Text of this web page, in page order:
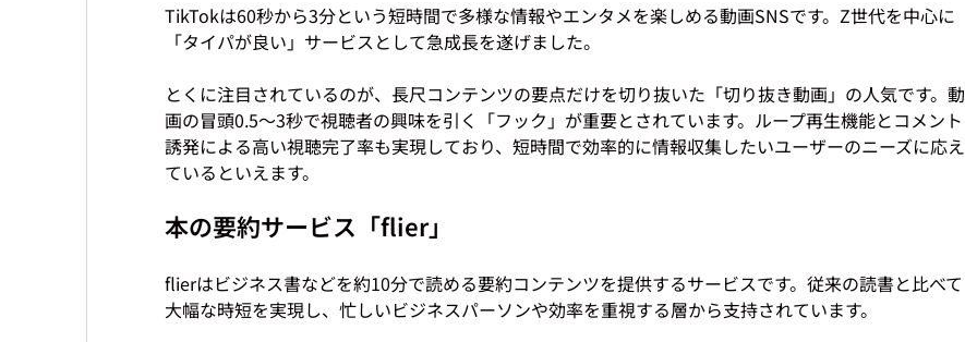
TikTokは60秒から3分という短時間で多様な情報やエンタメを楽しめる動画SNSです。Z世代を中心に
「タイパが良い」サービスとして急成長を遂げました。
とくに注目されているのが、長尺コンテンツの要点だけを切り抜いた「切り抜き動画」の人気です。動
画の冒頭0.5～3秒で視聴者の興味を引く「フック」が重要とされています。ループ再生機能とコメント
誘発による高い視聴完了率も実現しており、短時間で効率的に情報収集したいユーザーのニーズに応え
本の要約サービス「flier」
flierはビジネス書などを約10分で読める要約コンテンツを提供するサービスです。従来の読書と比べて
大幅な時短を実現し、忙しいビジネスパーソンや効率を重視する層から支持されています。